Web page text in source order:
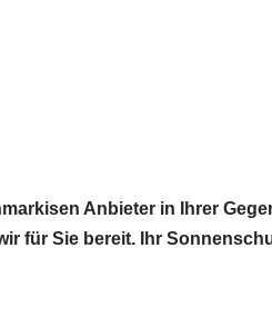
Anbieter in Ihrer
für Sie bereit. Ihr